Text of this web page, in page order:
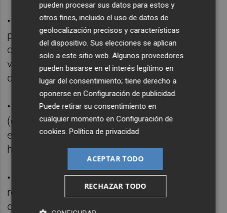
• Instalar app’s de control parental que
permitan monitorizar el comportamiento
online del niño e impedir que pueda ser
víctima de ciberacoso por parte de
desconocidos.
• Evitar introducir datos sensibles
(contraseñas, números PIN) mientras se
está conectado a redes wifi públicas de
hoteles o restaurantes.
• Supervisar la utilización que se da a las
redes sociales: nunca publicar fotos en las
que se reconozca a los menores ni revelar
pueden procesar sus datos para estos y
otros fines, incluido el uso de datos de
geolocalización precisos y características
del dispositivo. Sus elecciones se aplican
solo a este sitio web. Algunos proveedores
pueden basarse en el interés legítimo en
lugar del consentimiento; tiene derecho a
oponerse enConfiguración de publicidad.
Puede retirar su consentimiento en
cualquier momento enConfiguración de
cookies.Política de privacidad
ACEPTAR TODO
RECHAZAR TODO